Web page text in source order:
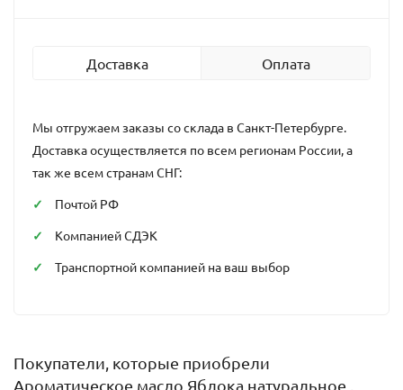
Доставка Оплата
Мы отгружаем заказы со склада в Санкт-Петербурге.
Доставка осуществляется по всем регионам России, а
так же всем странам СНГ:
Почтой РФ
Компанией СДЭК
Транспортной компанией на ваш выбор
Покупатели, которые приобрели
Ароматическое масло Яблока натуральное ,